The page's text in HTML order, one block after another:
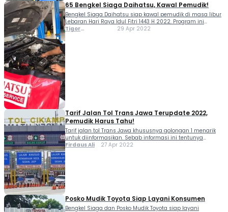
65 Bengkel Siaga Daihatsu, Kawal Pemudik!
Bengkel Siaga Daihatsu siap kawal pemudik di masa libur
Lebaran Hari Raya Idul Fitri 1443 H 2022. Program ini
kembali berjalan setelah 2 tahun pemerintah membatasi
Tigor
29 Apr 2022
Tarif Jalan Tol Trans Jawa Terupdate 2022,
Pemudik Harus Tahu!
Tarif jalan tol Trans Jawa khususnya golongan 1 menarik
untuk diinformasikan. Sebab informasi ini tentunya
banyak dibutuhkan bagi para moladiners yang berniat
Firdaus Ali 27 Apr 2022
Posko Mudik Toyota Siap Layani Konsumen
Bengkel Siaga dan Posko Mudik Toyota siap layani